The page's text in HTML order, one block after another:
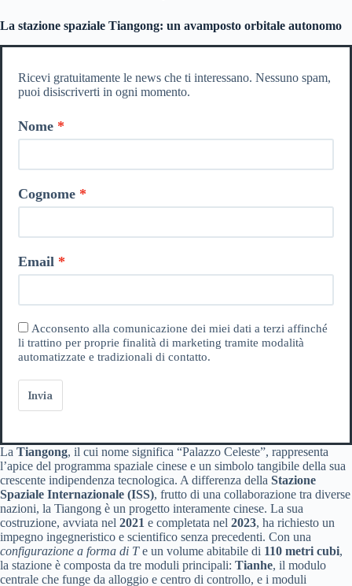
La stazione spaziale Tiangong: un avamposto orbitale autonomo
Ricevi gratuitamente le news che ti interessano. Nessuno spam,
puoi disiscriverti in ogni momento.
Nome
Cognome
Email
Acconsento alla comunicazione dei miei dati a terzi affinché
li trattino per proprie finalità di marketing tramite modalità
automatizzate e tradizionali di contatto.
Invia
La Tiangong, il cui nome significa “Palazzo Celeste”, rappresenta
l’apice del programma spaziale cinese e un simbolo tangibile della sua
crescente indipendenza tecnologica. A differenza della Stazione
Spaziale Internazionale (ISS), frutto di una collaborazione tra diverse
nazioni, la Tiangong è un progetto interamente cinese. La sua
costruzione, avviata nel 2021 e completata nel 2023, ha richiesto un
impegno ingegneristico e scientifico senza precedenti. Con una
configurazione a forma di Te un volume abitabile di 110 metri cubi,
la stazione è composta da tre moduli principali: Tianhe, il modulo
centrale che funge da alloggio e centro di controllo, e i moduli